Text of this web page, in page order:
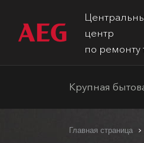
центр
по ремонту
Крупная
Главная страница